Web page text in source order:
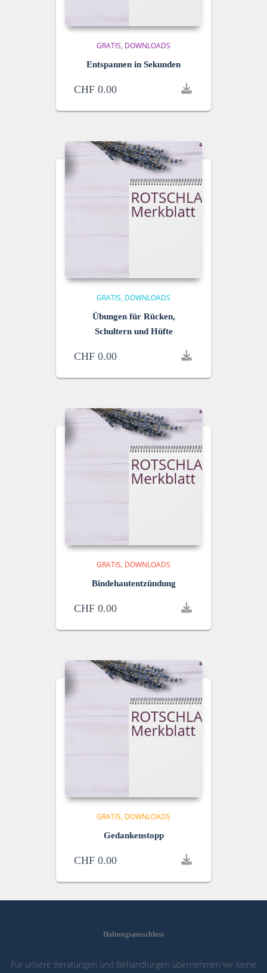
GRATIS DOWNLOADS
Entspannen in Sekunden
CHF 0.00
GRATIS DOWNLOADS
Übungen für Rücken,
Schultern und Hüfte
CHF 0.00
GRATIS DOWNLOADS
Bindehautentzündung
CHF 0.00
GRATIS DOWNLOADS
Gedankenstopp
CHF 0.00
Haftungsausschluss
Für unsere Beratungen und Behandlungen übernehmen wir keine